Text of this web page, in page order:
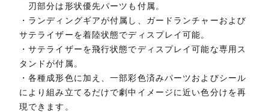
刃部分は形状優先パーツも付属。
・ランディングギアが付属し、ガードランチャーおよび
サテライザーを着陸状態でディスプレイ可能。
・サテライザーを飛行状態でディスプレイ可能な専用ス
タンドが付属。
・各種成形色に加え、一部彩色済みパーツおよびシール
により組み立てるだけで劇中イメージに近い色分けを再
現できます。